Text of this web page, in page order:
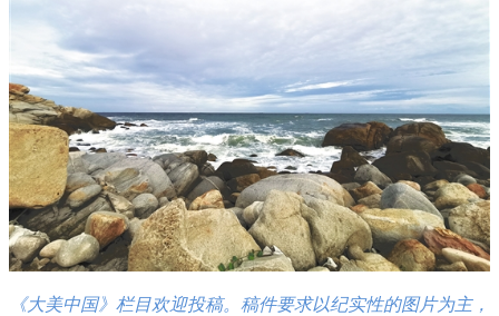
《大美中国》栏目欢迎投稿。稿件要求以纪实性的图片为主，